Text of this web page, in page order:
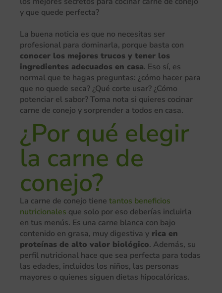
y que quede perfecta?
La buena noticia es que no necesitas ser
profesional para dominarla, porque basta con
conocer los mejores trucos y tener los
ingredientes adecuados en casa. Eso sí, es
normal que te hagas preguntas: ¿cómo hacer para
que no quede seca? ¿Qué corte usar? ¿Cómo
potenciar el sabor? Toma nota si quieres cocinar
carne de conejo y sorprender a todos en casa.
¿Por qué elegir
la carne de
conejo?
La carne de conejo tiene tantos beneficios
nutricionales que solo por eso deberías incluirla
en tus menús. Es una carne blanca con bajo
contenido en grasa, muy digestiva y rica en
proteínas de alto valor biológico. Además, su
perfil nutricional hace que sea perfecta para todas
las edades, incluidos los niños, las personas
mayores o quienes siguen dietas hipocalóricas.